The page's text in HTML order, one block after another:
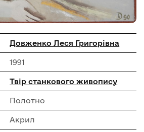
Довженко Леся Григорівна
1991
Твір станкового живопису
Полотно
Акрил